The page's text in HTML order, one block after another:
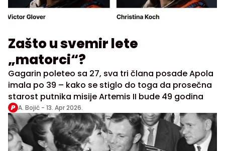
Zašto u svemir lete
„matorci“?
Gagarin poleteo sa 27, sva tri člana posade Apola
imala po 39 – kako se stiglo do toga da prosečna
starost putnika misije Artemis II bude 49 godina
A. Bojić - 13. Apr 2026.